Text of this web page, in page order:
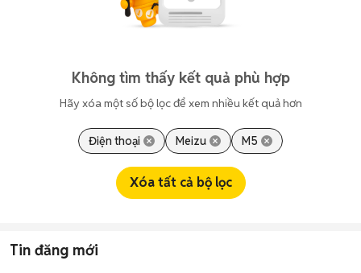
Không tìm thấy kết quả phù hợp
Hãy xóa một số bộ lọc để xem nhiều kết quả hơn
Điện thoại Meizu M5
Xóa tất cả bộ lọc
Tin đăng mới